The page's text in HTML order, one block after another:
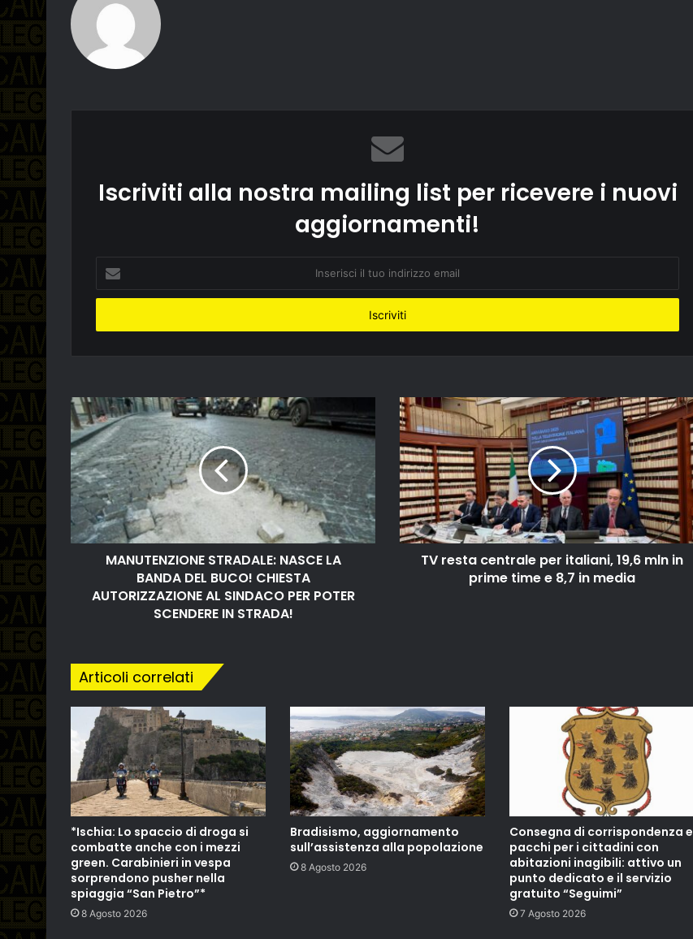
Iscriviti alla nostra mailing list per ricevere i nuovi
aggiornamenti!
tuo
email
MANUTENZIONE STRADALE: NASCE LA
BANDA DEL BUCO! CHIESTA
AUTORIZZAZIONE AL SINDACO PER POTER
SCENDERE IN STRADA!
TV resta centrale per italiani, 19,6 mln in
prime time e 8,7 in media
Articoli correlati
*Ischia: Lo spaccio di droga si
combatte anche con i mezzi
green. Carabinieri in vespa
sorprendono pusher nella
spiaggia “San Pietro”*
8 Agosto 2026
Bradisismo, aggiornamento
sull’assistenza alla popolazione
8 Agosto 2026
Consegna di corrispondenza e
pacchi per i cittadini con
abitazioni inagibili: attivo un
punto dedicato e il servizio
gratuito “Seguimi”
7 Agosto 2026